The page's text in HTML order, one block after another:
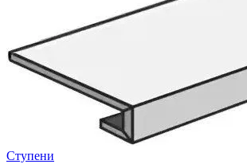
Ступени